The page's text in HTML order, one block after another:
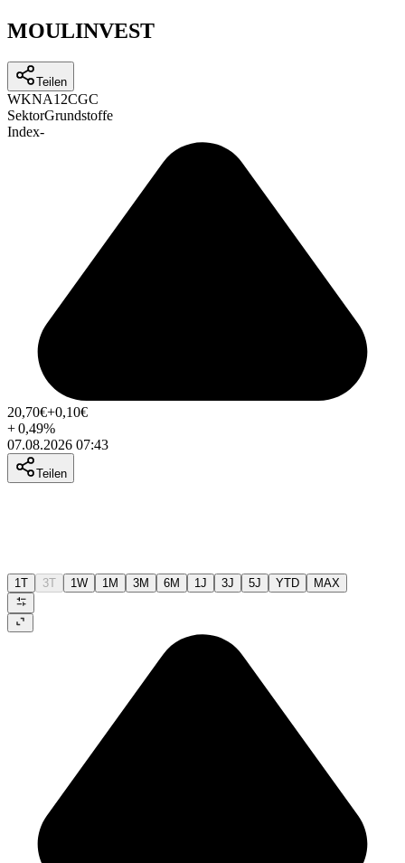
MOULINVEST
Teilen
WKNA12CGC
SektorGrundstoffe
Index-
20,70€+0,10€
+0,49%
07.08.2026 07:43
Teilen
1T 3T 1W 1M 3M 6M 1J 3J 5J YTD MAX